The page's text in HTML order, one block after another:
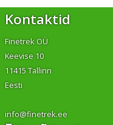
Kontaktid
Finetrek OÜ
Keevise 10
11415 Tallinn
Eesti
info@finetrek.ee